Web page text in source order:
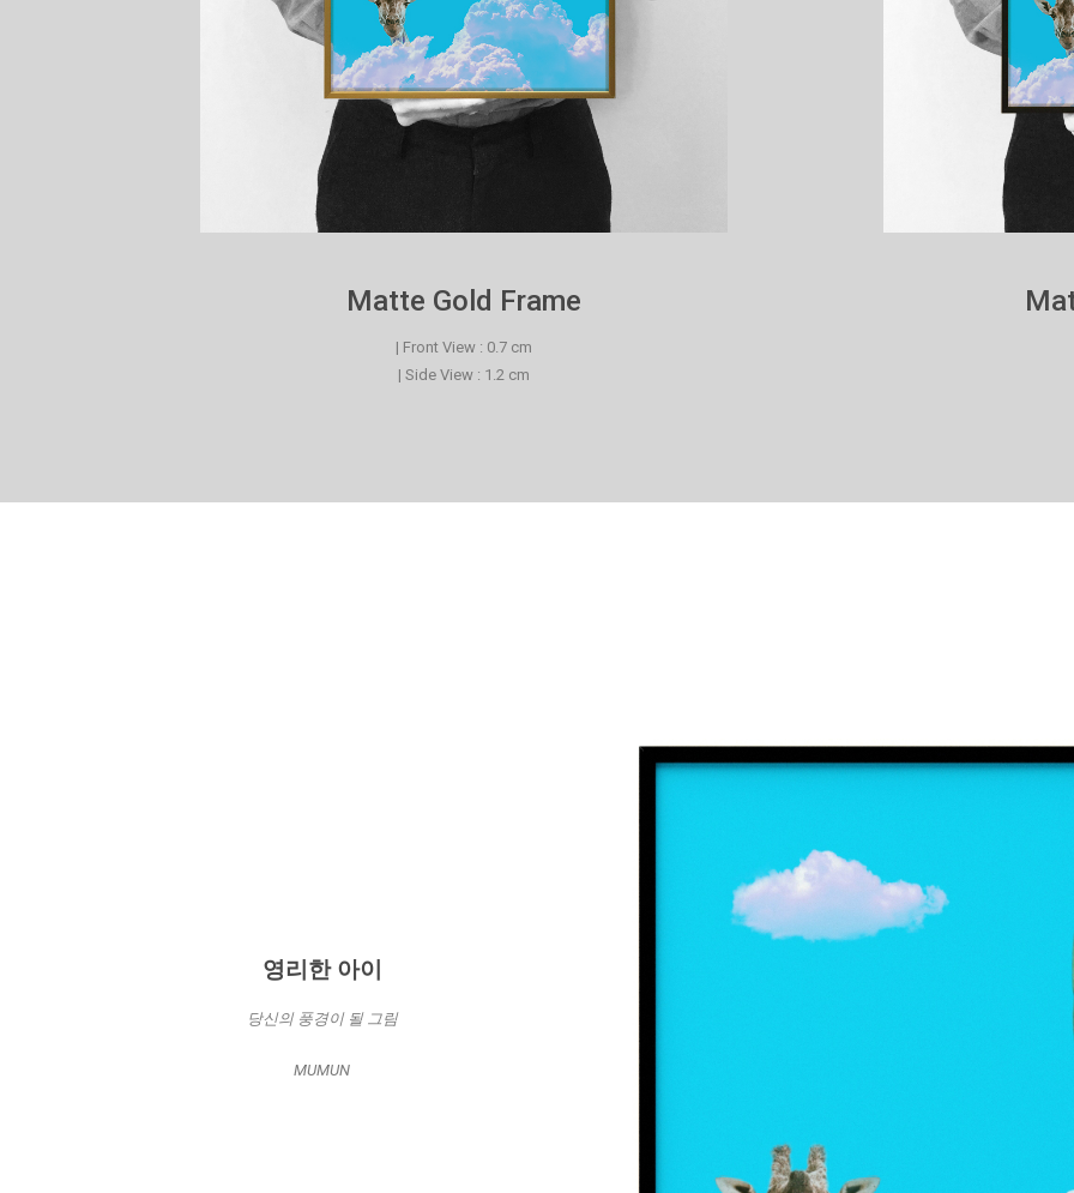
Matte Gold Frame
| Front View : 0.7 cm
| Side View : 1.2 cm
영리한 아이
당신의 풍경이 될 그림
MUMUN